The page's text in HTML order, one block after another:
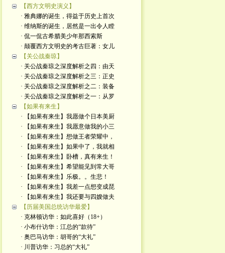
【西方文明史演义】
· 雅典娜的诞生，得益于历史上首次
· 维纳斯的诞生，居然是一出令人瞠
· 侃一侃古希腊美少年那西索斯
· 颠覆西方文明史的考古巨著：女儿
【关公战秦琼】
· 关公战秦琼之深度解析之四：由天
· 关公战秦琼之深度解析之三：正史
· 关公战秦琼之深度解析之二：装备
· 关公战秦琼之深度解析之一：从罗
【如果有来生】
· 【如果有来生】我愿做个日本美厨
· 【如果有来生】我愿意做我的小三
· 【如果有来生】想做王者荣耀中，
· 【如果有来生】如果中了，我就相
· 【如果有来生】卧槽，真有来生！
· 【如果有来生】希望能见到常大哥
· 【如果有来生】乐极。。生悲！
· 【如果有来生】我差一点想变成琵
· 【如果有来生】我还要与四嫂做夫
【历届美国总统访华最爱】
· 克林顿访华：如此喜好（18+）
· 小布什访华：江总的“款待”
· 奥巴马访华：胡哥的“大礼”
· 川普访华：习总的“大礼”